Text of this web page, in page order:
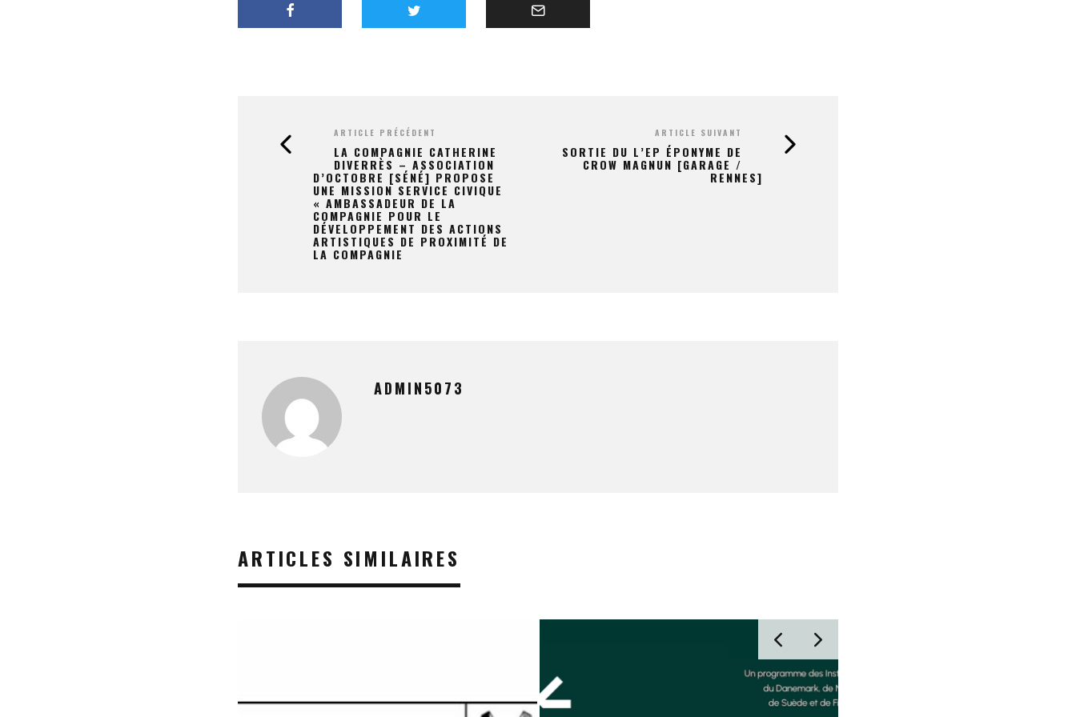
ARTICLE PRÉCÉDENT
LA COMPAGNIE CATHERINE
DIVERRÈS – ASSOCIATION
D’OCTOBRE [SÉNÉ] PROPOSE
UNE MISSION SERVICE CIVIQUE
« AMBASSADEUR DE LA
COMPAGNIE POUR LE
DÉVELOPPEMENT DES ACTIONS
ARTISTIQUES DE PROXIMITÉ DE
LA COMPAGNIE
ARTICLE SUIVANT
SORTIE DU L’EP ÉPONYME DE
CROW MAGNUN [GARAGE /
RENNES]
ADMIN5073
ARTICLES SIMILAIRES